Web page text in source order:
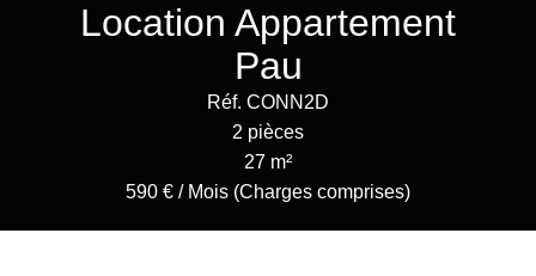
Location Appartement
Pau
Réf. CONN2D
2 pièces
27 m²
590 € / Mois (Charges comprises)